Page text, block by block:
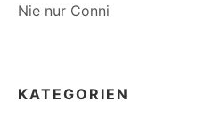
Nie nur Conni
KATEGORIEN